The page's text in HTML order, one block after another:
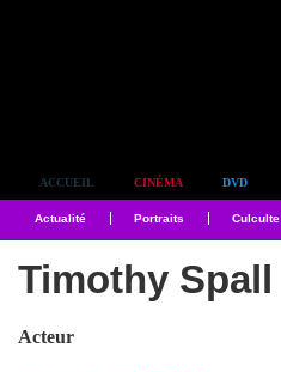
ACCUEIL CINÉMA DVD
Actualité Portraits Culculte
Timothy Spall
Acteur